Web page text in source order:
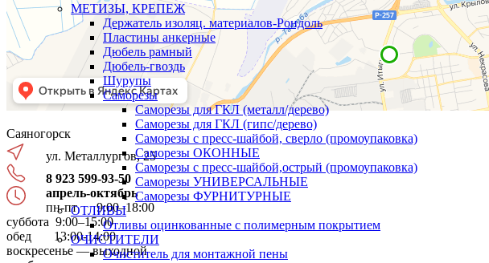
МЕТИЗЫ, КРЕПЕЖ
Держатель изоляц. материалов-Рондоль
Пластины анкерные
Дюбель рамный
Дюбель-гвоздь
Шурупы
Саморезы
Саморезы для ГКЛ (металл/дерево)
Саморезы для ГКЛ (гипс/дерево)
Саморезы с пресс-шайбой, сверло (промоупаковка)
Саморезы ОКОННЫЕ
Саморезы с пресс-шайбой,острый (промоупаковка)
Саморезы УНИВЕРСАЛЬНЫЕ
Саморезы ФУРНИТУРНЫЕ
ОТЛИВЫ
Отливы оцинкованные с полимерным покрытием
ОЧИСТИТЕЛИ
Очиститель для монтажной пены
Саяногорск
ул. Металлургов, 25
8 923 599-93-50
апрель-октябрь
пн-пт 9:00–18:00
суббота 9:00–15:00
обед 13:00-14:00
воскресенье — выходной